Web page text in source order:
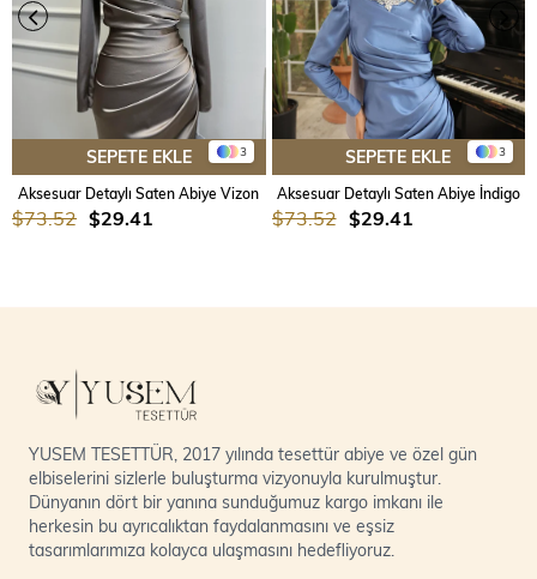
3
SEPETE EKLE
Aksesuar Detaylı Saten Abiye Vizon
$29.41
$73.52
3
SEPETE EKLE
Aksesuar Detaylı Saten Abiye İndigo
$29.41
$73.52
YUSEM TESETTÜR, 2017 yılında tesettür abiye ve özel gün
elbiselerini sizlerle buluşturma vizyonuyla kurulmuştur.
Dünyanın dört bir yanına sunduğumuz kargo imkanı ile
herkesin bu ayrıcalıktan faydalanmasını ve eşsiz
tasarımlarımıza kolayca ulaşmasını hedefliyoruz.